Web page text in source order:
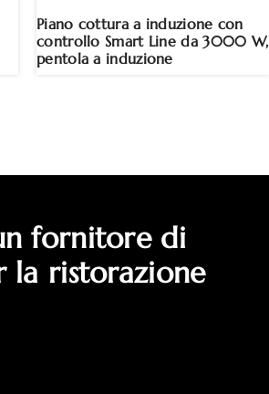
Piano cottura a induzione con
controllo Smart Line da 3000 W,
pentola a induzione
fornitore di
la ristorazione